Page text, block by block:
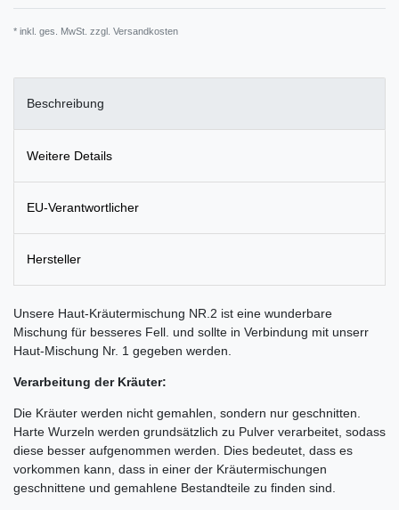
* inkl. ges. MwSt. zzgl. Versandkosten
Beschreibung
Weitere Details
EU-Verantwortlicher
Hersteller
Unsere Haut-Kräutermischung NR.2 ist eine wunderbare
Mischung für besseres Fell. und sollte in Verbindung mit unserr
Haut-Mischung Nr. 1 gegeben werden.
Verarbeitung der Kräuter:
Die Kräuter werden nicht gemahlen, sondern nur geschnitten.
Harte Wurzeln werden grundsätzlich zu Pulver verarbeitet, sodass
diese besser aufgenommen werden. Dies bedeutet, dass es
vorkommen kann, dass in einer der Kräutermischungen
geschnittene und gemahlene Bestandteile zu finden sind.